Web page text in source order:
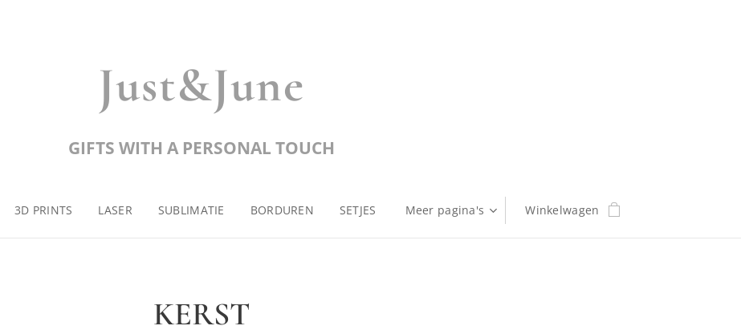
Just&June
GIFTS WITH A PERSONAL TOUCH
3D PRINTS LASER SUBLIMATIE BORDUREN SETJES Meer pagina's Winkelwagen
KERST